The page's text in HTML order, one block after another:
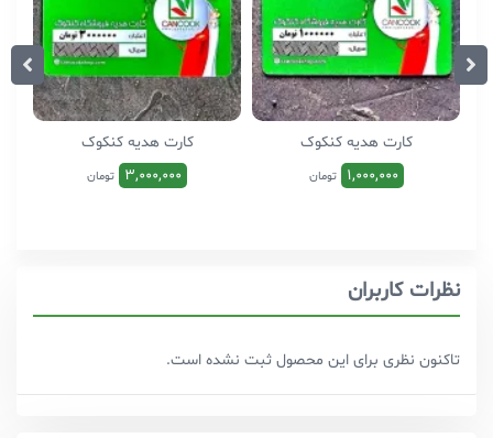
کارت هدیه کنکوک
1,000,000
تومان
کارت هدیه کنکوک
3,000,000
تومان
نظرات کاربران
تاکنون نظری برای این محصول ثبت نشده است.